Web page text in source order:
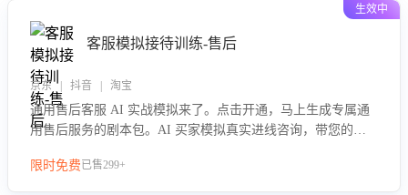
生效中
客服模拟接待训练-售后
京东 | 抖音 | 淘宝
通用售后客服 AI 实战模拟来了。点击开通，马上生成专属通
用售后服务的剧本包。AI 买家模拟真实进线咨询，带您的客
要点，轻松提升服务能力。
限时免费已售299+